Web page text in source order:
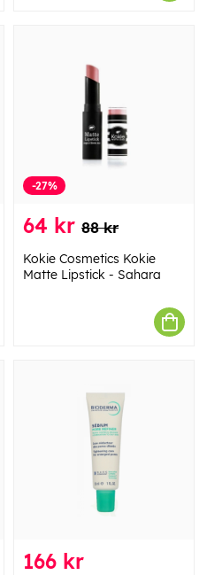
-27%
64 kr 88 kr
Kokie Cosmetics Kokie
Matte Lipstick - Sahara
166 kr